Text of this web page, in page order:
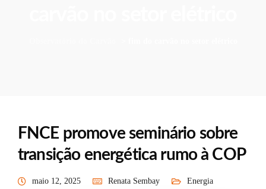
FNCE promove seminário sobre
transição energética rumo à COP
maio 12, 2025 Renata Sembay
Energia